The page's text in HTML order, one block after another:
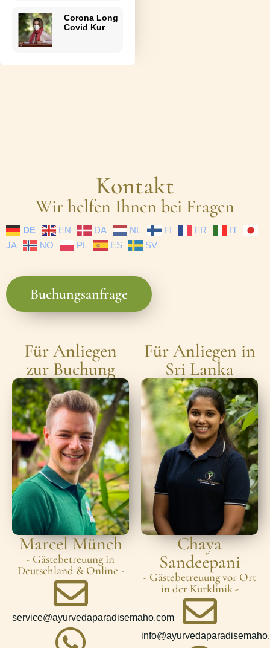
Corona Long
Covid Kur
Kontakt
Wir helfen Ihnen bei Fragen
DE EN DA NL FI FR
IT
JA
NO PL ES SV
Buchungsanfrage
Für Anliegen
zur Buchung
Marcel Münch
- Gästebetreuung in
Deutschland & Online -
service@ayurvedaparadisemaho.com
Für Anliegen in
Sri Lanka
Chaya
Sandeepani
- Gästebetreuung vor Ort
in der Kurklinik -